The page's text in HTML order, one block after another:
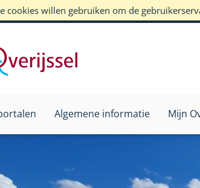
cookies willen gebruiken om de
Algemene informatie Mijn